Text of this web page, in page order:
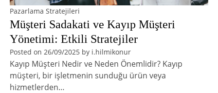
Pazarlama Stratejileri
Müşteri Sadakati ve Kayıp Müşteri
Yönetimi: Etkili Stratejiler
Posted on 26/09/2025 by i.hilmikonur
Kayıp Müşteri Nedir ve Neden Önemlidir? Kayıp
müşteri, bir işletmenin sunduğu ürün veya
hizmetlerden…